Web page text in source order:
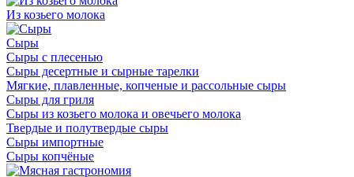
Из козьего молока
Сыры
Сыры с плесенью
Сыры десертные и сырные тарелки
Мягкие, плавленные, копченые и рассольные сыры
Сыры для гриля
Сыры из козьего молока и овечьего молока
Твердые и полутвердые сыры
Сыры импортные
Сыры копчёные